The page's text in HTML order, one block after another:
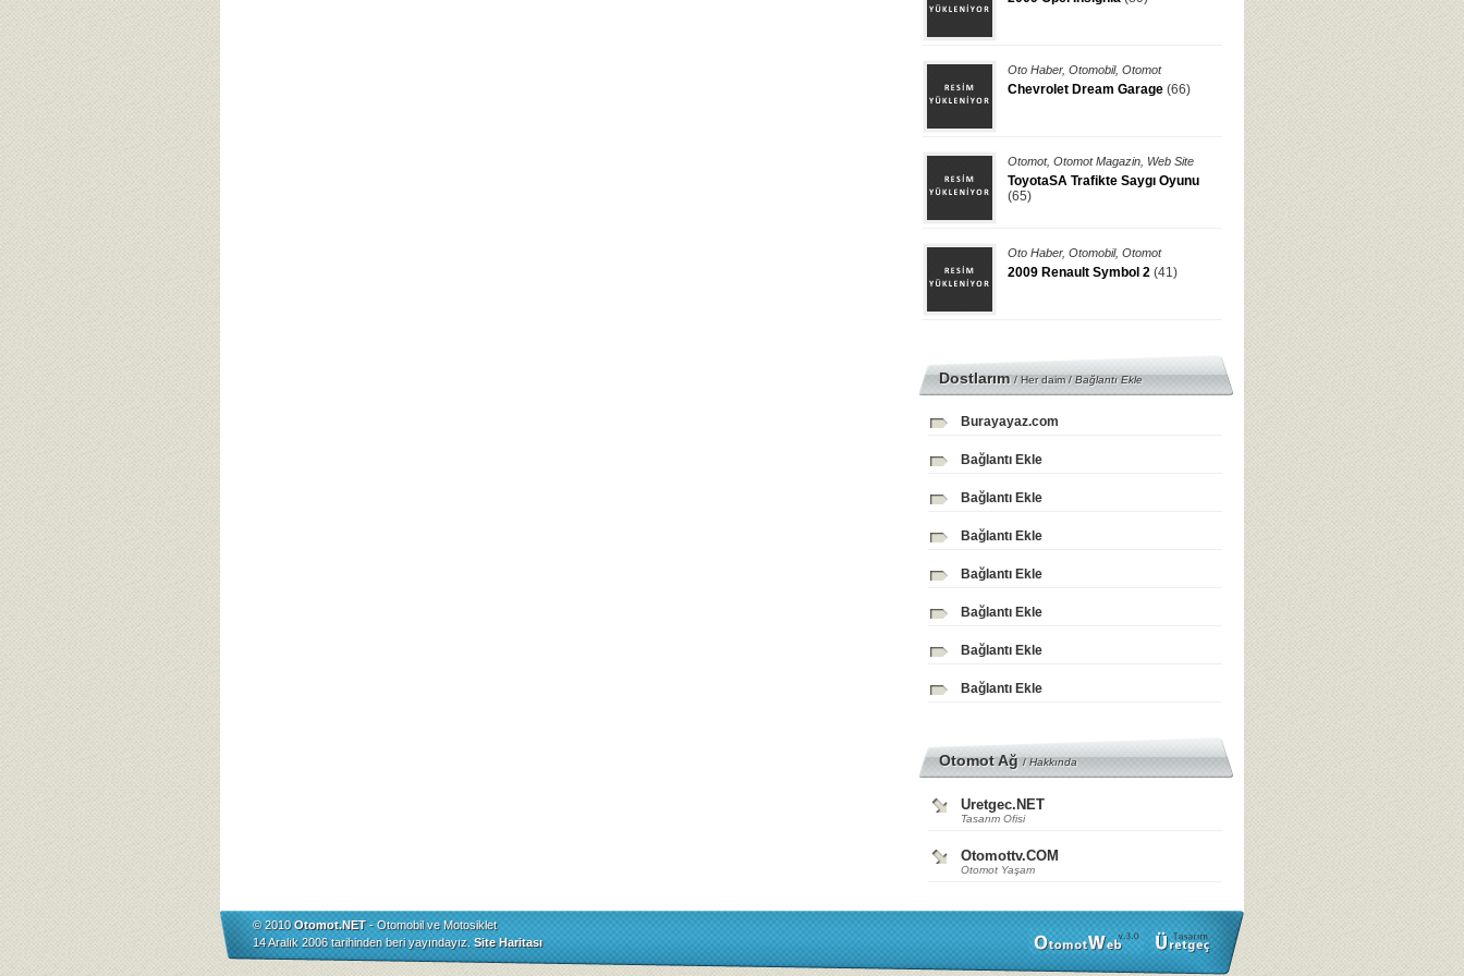
Oto Haber, Otomobil, Otomot
Chevrolet Dream Garage (66)
Otomot, Otomot Magazin Web Site
ToyotaSA Trafikte Saygı Oyunu
(65)
Oto Haber, Otomobil, Otomot
2009 Renault Symbol 2 (41)
Dostlarım/ Her daim /Bağlantı Ekle
Burayayaz.com
Bağlantı Ekle
Bağlantı Ekle
Bağlantı Ekle
Bağlantı Ekle
Bağlantı Ekle
Bağlantı Ekle
Bağlantı Ekle
Otomot Ağ/Hakkında
Uretgec.NET
Tasarım Ofisi
Otomottv.COM
Otomot Yaşam
© 2010Otomot.NET- Otomobil ve Motosiklet
14 Aralık 2006 tarihinden beri yayındayız. Site Haritası